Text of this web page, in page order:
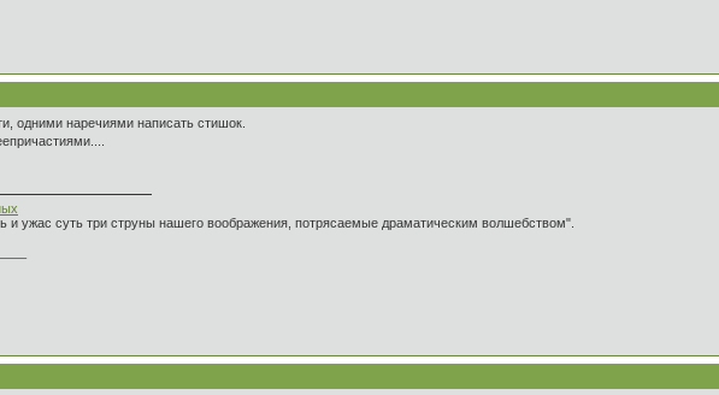
одними наречиями написать стишок.
и ужас суть три струны нашего воображения, потрясаемые драматическим волшебством".